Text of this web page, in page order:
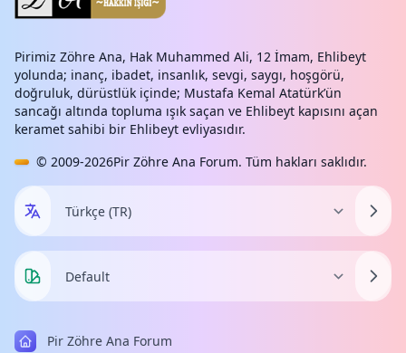
Pirimiz Zöhre Ana, Hak Muhammed Ali, 12 İmam, Ehlibeyt
yolunda; inanç, ibadet, insanlık, sevgi, saygı, hoşgörü,
doğruluk, dürüstlük içinde; Mustafa Kemal Atatürk’ün
sancağı altında topluma ışık saçan ve Ehlibeyt kapısını açan
keramet sahibi bir Ehlibeyt evliyasıdır.
© 2009-2026Pir Zöhre Ana Forum. Tüm hakları saklıdır.
Pir Zöhre Ana Forum